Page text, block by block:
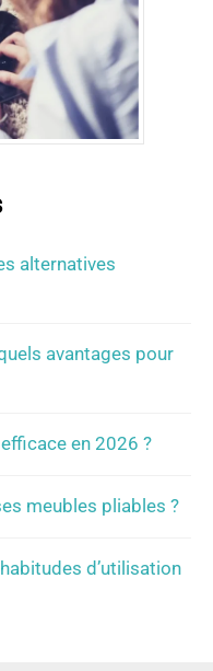
alternatives
avantages pour
en 2026 ?
meubles pliables ?
d’utilisation